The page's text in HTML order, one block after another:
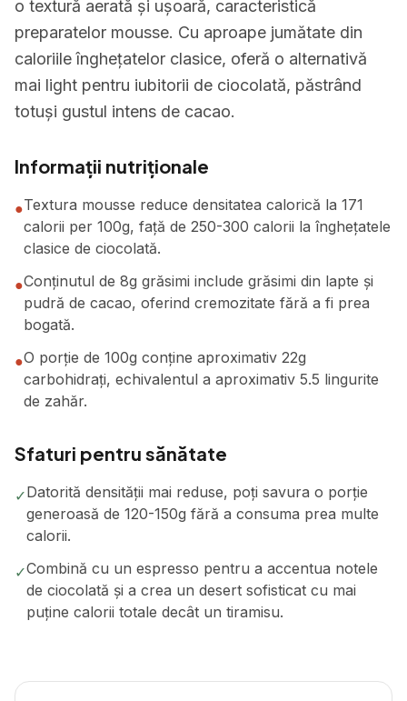
o textură aerată și ușoară, caracteristică
preparatelor mousse. Cu aproape jumătate din
caloriile înghețatelor clasice, oferă o alternativă
mai light pentru iubitorii de ciocolată, păstrând
totuși gustul intens de cacao.
Informații nutriționale
●Textura mousse reduce densitatea calorică la 171
calorii per 100g, față de 250-300 calorii la înghețatele
clasice de ciocolată.
●Conținutul de 8g grăsimi include grăsimi din lapte și
pudră de cacao, oferind cremozitate fără a fi prea
bogată.
●O porție de 100g conține aproximativ 22g
carbohidrați, echivalentul a aproximativ 5.5 lingurite
de zahăr.
Sfaturi pentru sănătate
✓Datorită densității mai reduse, poți savura o porție
generoasă de 120-150g fără a consuma prea multe
calorii.
✓Combină cu un espresso pentru a accentua notele
de ciocolată și a crea un desert sofisticat cu mai
puține calorii totale decât un tiramisu.